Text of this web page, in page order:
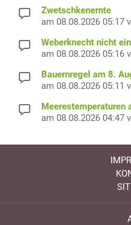
Zwetschkenernte
am 08.08.2026 05:17
Weberknecht nicht
am 08.08.2026 05:16
Bauernregel am 8.
am 08.08.2026 05:11
Meerestemperaturen
am 08.08.2026 04:47